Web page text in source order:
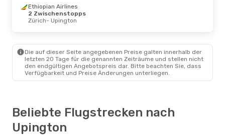
2 Zwischenstopps
Upington- Dublin
Condor 2 Zwischenstopps
Zürich - Upington
Airlink 2 Zwischenstopps
Upington- Zürich
Ethiopian Airlines
2 Zwischenstopps
Zürich- Upington
Die auf dieser Seite angegebenen Preise galten innerhalb der
letzten 20 Tage für die genannten Zeiträume und stellen nicht
den endgültigen Angebotspreis dar. Bitte beachten Sie, dass
Verfügbarkeit und Preise Änderungen unterliegen.
Beliebte Flugstrecken nach
Upington